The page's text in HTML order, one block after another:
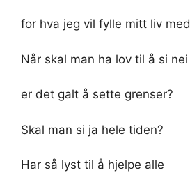
for hva jeg vil fylle mitt liv med
Når skal man ha lov til å si nei
er det galt å sette grenser?
Skal man si ja hele tiden?
Har så lyst til å hjelpe alle